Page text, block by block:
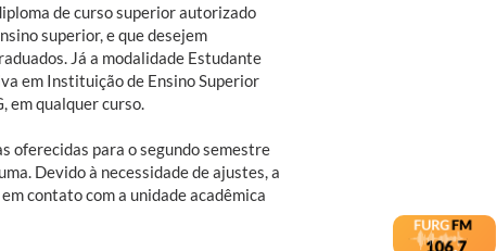
de curso superior autorizado
superior, e que desejem
Já a modalidade Estudante
em Instituição de Ensino Superior
em qualquer curso.
oferecidas para o segundo semestre
Devido à necessidade de ajustes, a
contato com a unidade acadêmica